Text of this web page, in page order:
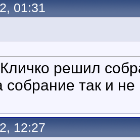
01:31
решил
собрание так и
12:27